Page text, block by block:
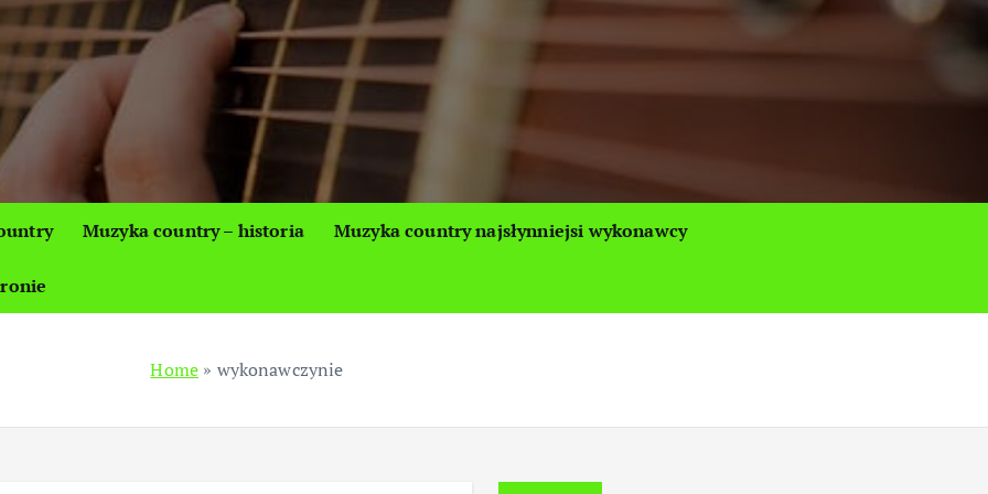
Muzyka country – historia Muzyka country najsłynniejsi wykonawcy
Home » wykonawczynie